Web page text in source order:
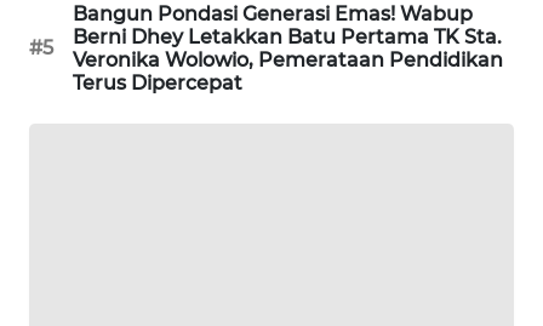
#5
Bangun Pondasi Generasi Emas! Wabup
Berni Dhey Letakkan Batu Pertama TK Sta.
Veronika Wolowio, Pemerataan Pendidikan
Terus Dipercepat
JURNAL
MARITIM
NEWS